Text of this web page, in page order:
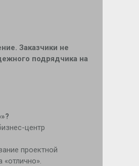
Заказчики не
подрядчика на
центр
проектной